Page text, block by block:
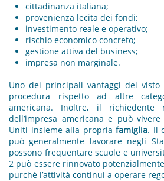
cittadinanza italiana;
provenienza lecita dei fondi;
investimento reale e operativo;
rischio economico concreto;
gestione attiva del business;
impresa non marginale.
Uno dei principali vantaggi del visto
procedura rispetto ad altre
americana. Inoltre, il richiedente
dell’impresa americana e può
Uniti insieme alla propriafamiglia. Il
può generalmente lavorare negli
possono frequentare scuole e
2 può essere rinnovato
purché l’attività continui a operare